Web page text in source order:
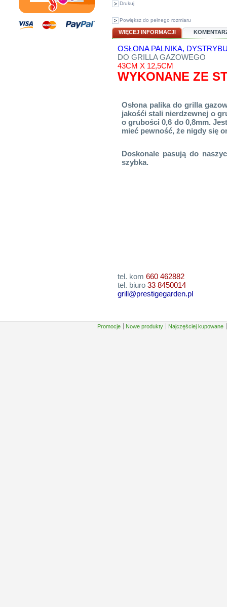
Drukuj
Powiększ do pełnego rozmiaru
WIĘCEJ INFORMACJI
OSŁONA PALNIKA,
DO GRILLA GAZOWEGO
43CM X 12,5CM
WYKONANE ZE
Osłona palika do grilla
jakośći stali nierdzewnej o
o grubości 0,6 do 0,8mm.
mieć pewność, że nigdy się
Doskonale pasują do
szybka.
tel. kom 660 462882
tel. biuro 33 8450014
grill@prestigegarden.pl
Promocje Nowe produkty Najczęściej kupowane